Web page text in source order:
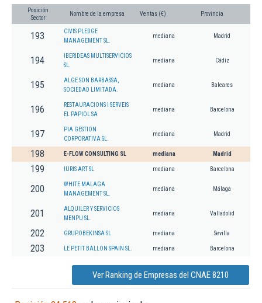
Posición
Sector
Nombre de la empresa Ventas (€) Provincia
193
CIVIS PLEDGE
MANAGEMENT SL.
mediana Madrid
194
IBERIDEAS MULTISERVICIOS
SL.
mediana Cádiz
195
ALGE SON BARBASSA,
SOCIEDAD LIMITADA.
mediana Baleares
196
RESTAURACIONS I SERVEIS
EL PAPIOL SA
mediana Barcelona
197
PIA GESTION
CORPORATIVA SL.
mediana Madrid
198 E-FLOW CONSULTING SL mediana Madrid
199 IURIS ART SL mediana Barcelona
200
WHITE MALAGA
MANAGEMENT SL.
mediana Málaga
201
ALQUILER Y SERVICIOS
MENPU SL.
mediana Valladolid
202 GRUPOBEKINSA SL mediana Sevilla
203 LE PETIT BALLON SPAIN SL. mediana Barcelona
Ver Ranking de Empresas del CNAE 8210